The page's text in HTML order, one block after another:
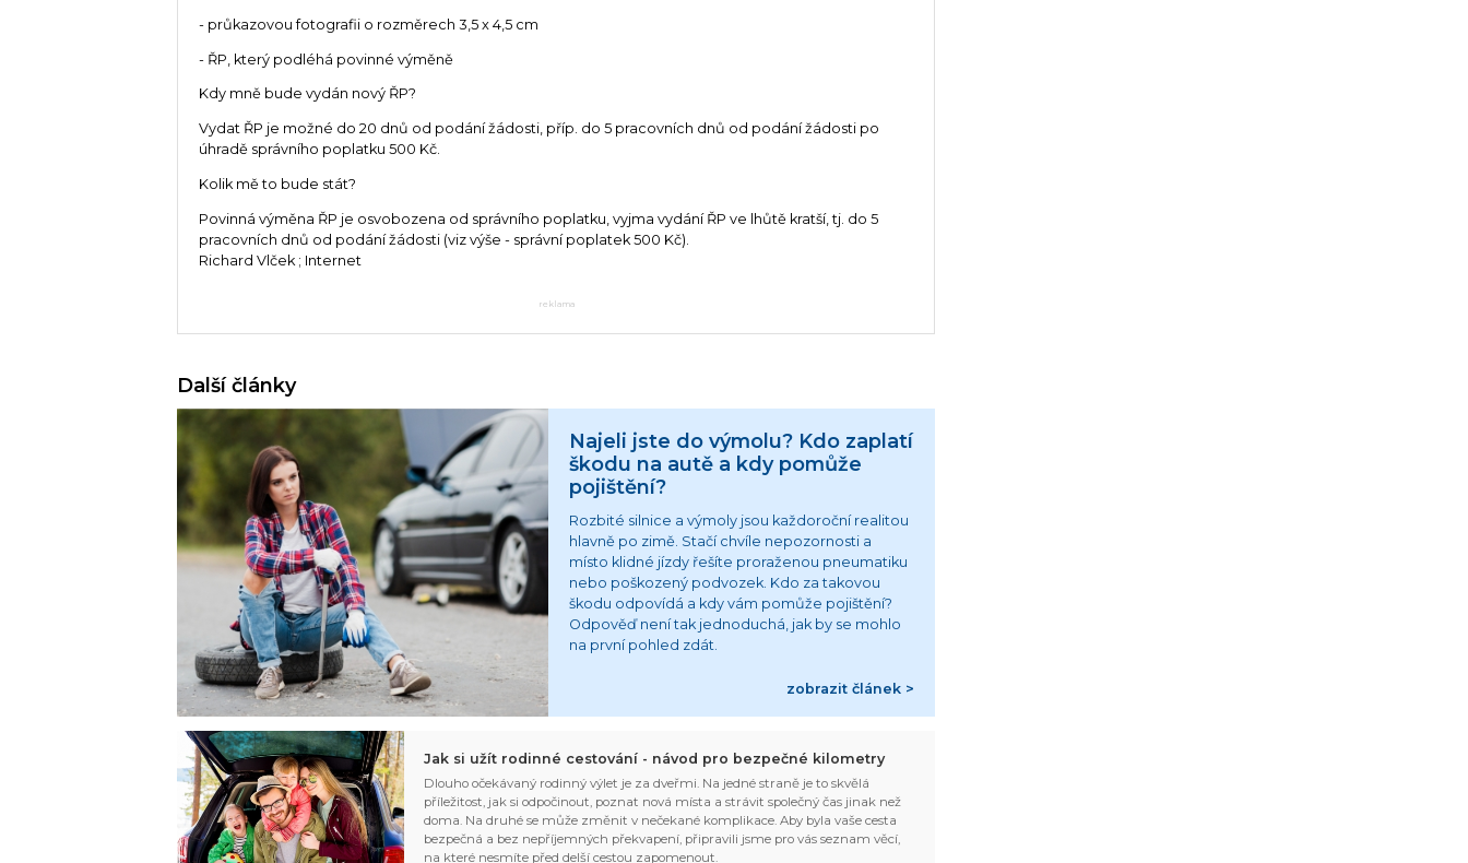
- průkazovou fotografii o rozměrech 3,5 x 4,5 cm
- ŘP, který podléhá povinné výměně
Kdy mně bude vydán nový ŘP?
Vydat ŘP je možné do 20 dnů od podání žádosti, příp. do 5 pracovních dnů od podání žádosti po
úhradě správního poplatku 500 Kč.
Kolik mě to bude stát?
Povinná výměna ŘP je osvobozena od správního poplatku, vyjma vydání ŘP ve lhůtě kratší, tj. do 5
pracovních dnů od podání žádosti (viz výše - správní poplatek 500 Kč).
Richard Vlček ; Internet
reklama
Další články
Najeli jste do výmolu? Kdo zaplatí
škodu na autě a kdy pomůže
pojištění?
Rozbité silnice a výmoly jsou každoroční realitou
hlavně po zimě. Stačí chvíle nepozornosti a
místo klidné jízdy řešíte proraženou pneumatiku
nebo poškozený podvozek. Kdo za takovou
škodu odpovídá a kdy vám pomůže pojištění?
Odpověď není tak jednoduchá, jak by se mohlo
na první pohled zdát.
zobrazit článek >
Jak si užít rodinné cestování - návod pro bezpečné kilometry
Dlouho očekávaný rodinný výlet je za dveřmi. Na jedné straně je to skvělá
příležitost, jak si odpočinout, poznat nová místa a strávit společný čas jinak než
doma. Na druhé se může změnit v nečekané komplikace. Aby byla vaše cesta
bezpečná a bez nepříjemných překvapení, připravili jsme pro vás seznam věcí,
na které nesmíte před delší cestou zapomenout.